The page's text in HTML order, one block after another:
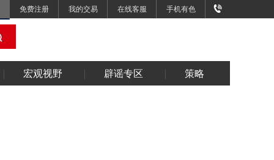
免费注册 我的交易 在线客服 手机有色
宏观视野 辟谣专区 策略